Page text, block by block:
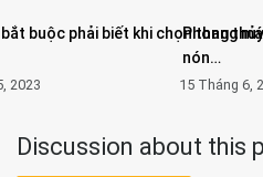
buộc phải biết khi chọn thang
2023
Phong
nón…
15 Tháng 6,
Discussion about this